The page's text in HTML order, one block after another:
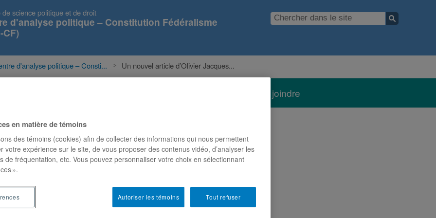
de science politique et de droit
d'analyse politique – Constitution Fédéralisme
CF)
d'analyse politique – Consti... Un nouvel article d’Olivier Jacques...
Nous joindre
Jacques portant sur les
en matière de fédéralisme
en matière de témoins
des témoins (cookies) afin de collecter des informations qui nous permettent
votre expérience sur le site, de vous proposer des contenus vidéo, d’analyser les
de fréquentation, etc. Vous pouvez personnaliser votre choix en sélectionnant
».
Tout refuser
Autoriser les témoins